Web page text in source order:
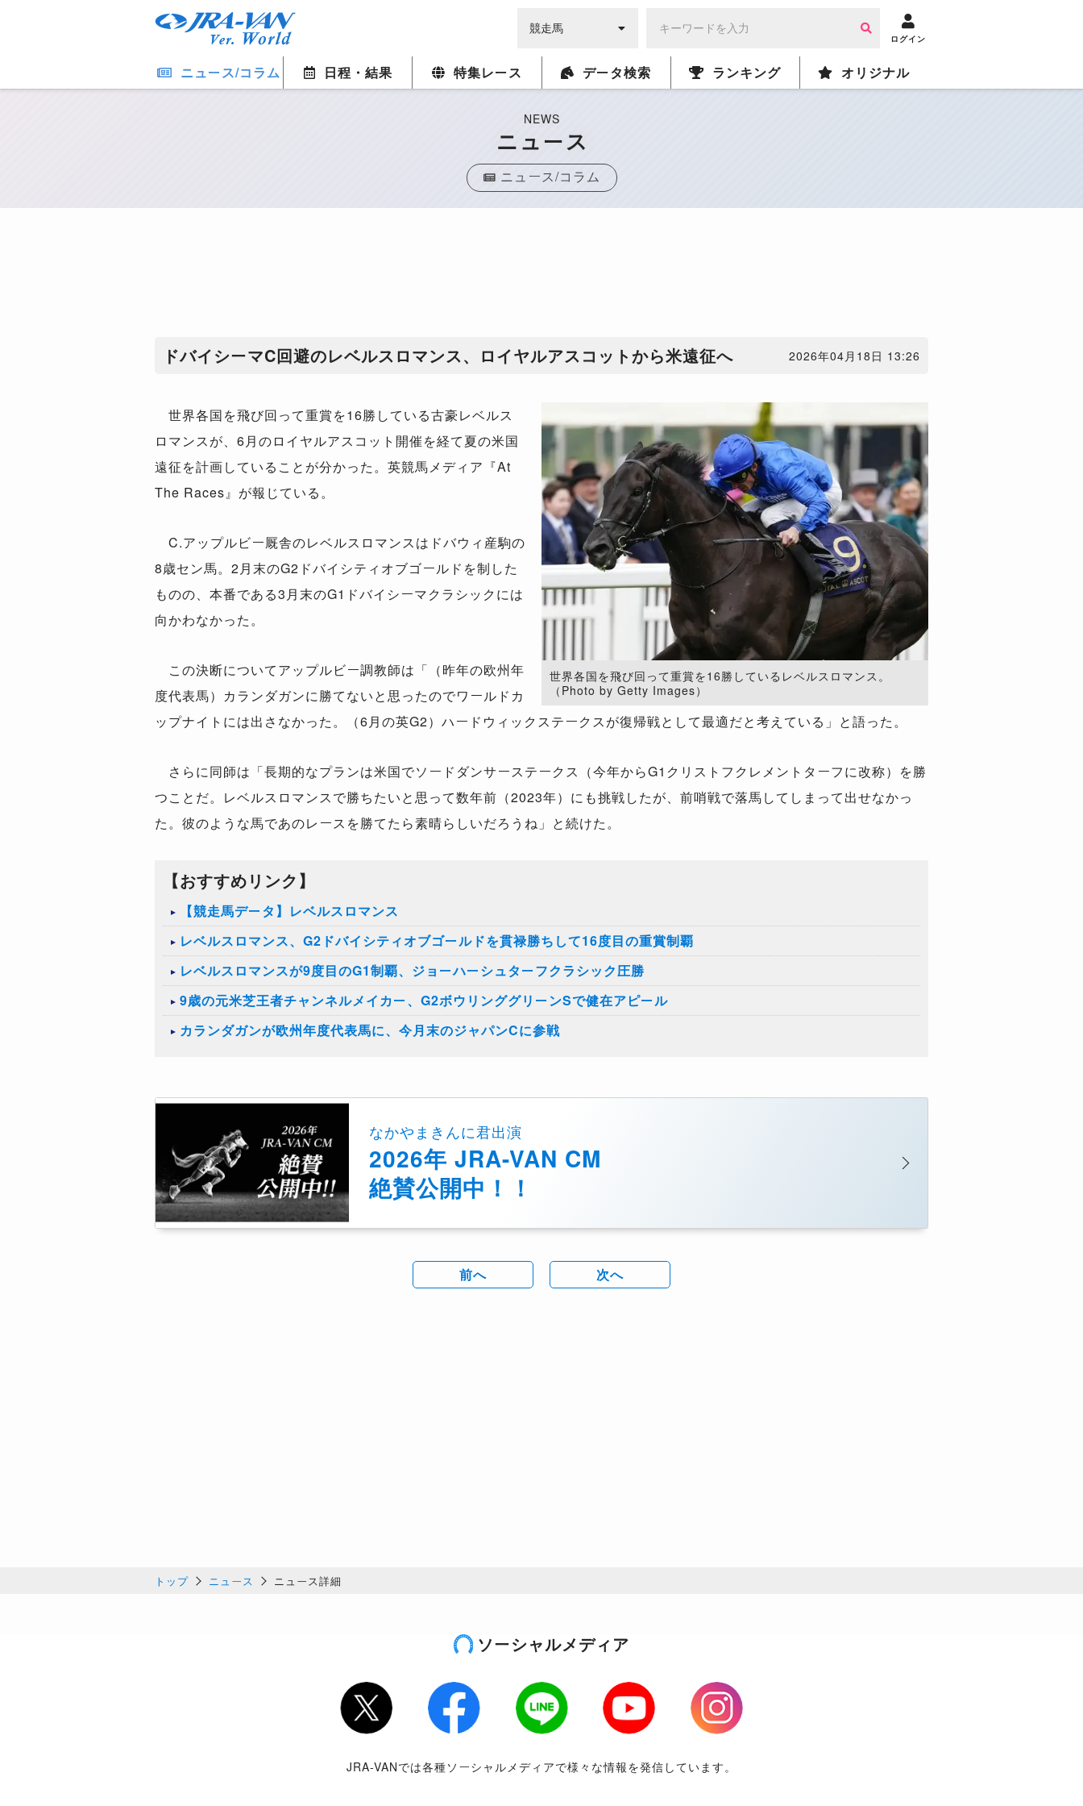
ログイン
ニュース/コラム 日程・結果 特集レース データ検索 ランキング オリジナル
NEWS
ニュース
ニュース/コラム
ドバイシーマC回避のレベルスロマンス、ロイヤルアスコットから米遠征へ 2026年04月18日 13:26
世界各国を飛び回って重賞を16勝しているレベルスロマンス。
（Photo by Getty Images）
世界各国を飛び回って重賞を16勝している古豪レベルス
ロマンスが、6月のロイヤルアスコット開催を経て夏の米国
遠征を計画していることが分かった。英競馬メディア『At
The Races』が報じている。
C.アップルビー厩舎のレベルスロマンスはドバウィ産駒の
8歳セン馬。2月末のG2ドバイシティオブゴールドを制した
ものの、本番である3月末のG1ドバイシーマクラシックには
向かわなかった。
この決断についてアップルビー調教師は「（昨年の欧州年
度代表馬）カランダガンに勝てないと思ったのでワールドカ
ップナイトには出さなかった。（6月の英G2）ハードウィックステークスが復帰戦として最適だと考えている」と語った。
さらに同師は「長期的なプランは米国でソードダンサーステークス（今年からG1クリストフクレメントターフに改称）を勝
つことだ。レベルスロマンスで勝ちたいと思って数年前（2023年）にも挑戦したが、前哨戦で落馬してしまって出せなかっ
た。彼のような馬であのレースを勝てたら素晴らしいだろうね」と続けた。
【おすすめリンク】
【競走馬データ】レベルスロマンス
レベルスロマンス、G2ドバイシティオブゴールドを貫禄勝ちして16度目の重賞制覇
レベルスロマンスが9度目のG1制覇、ジョーハーシュターフクラシック圧勝
9歳の元米芝王者チャンネルメイカー、G2ボウリンググリーンSで健在アピール
カランダガンが欧州年度代表馬に、今月末のジャパンCに参戦
なかやまきんに君出演
2026年 JRA-VAN CM
絶賛公開中！！
前へ 次へ
トップ ニュース ニュース詳細
ソーシャルメディア
Twitter Facebook LINE Youtube
Instagram
JRA-VANでは各種ソーシャルメディアで様々な情報を発信しています。